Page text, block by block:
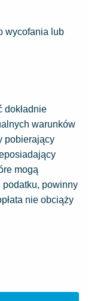
wycofania lub
dokładnie
warunków
pobierający
mogą
podatku, powinny
nie obciąży